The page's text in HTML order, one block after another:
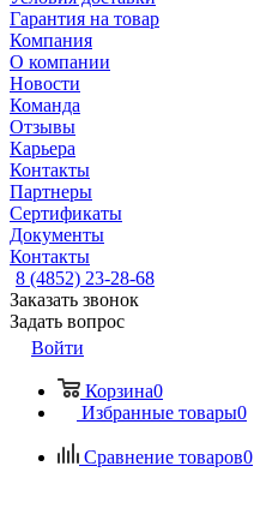
Гарантия на товар
Компания
О компании
Новости
Команда
Отзывы
Карьера
Контакты
Партнеры
Сертификаты
Документы
Контакты
8 (4852) 23-28-68
Заказать звонок
Задать вопрос
Войти
Корзина0
Избранные товары0
Сравнение товаров0